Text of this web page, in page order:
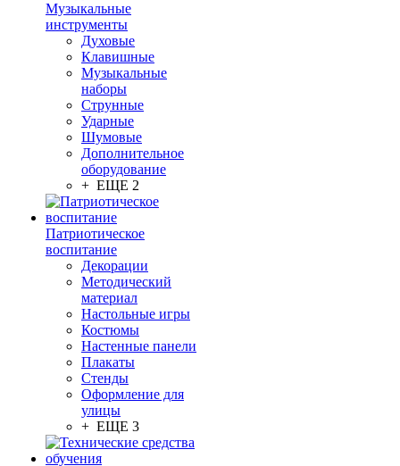
Музыкальные
инструменты
Духовые
Клавишные
Музыкальные
наборы
Струнные
Ударные
Шумовые
Дополнительное
оборудование
+ ЕЩЕ 2
Патриотическое
воспитание
Декорации
Методический
материал
Настольные игры
Костюмы
Настенные панели
Плакаты
Стенды
Оформление для
улицы
+ ЕЩЕ 3